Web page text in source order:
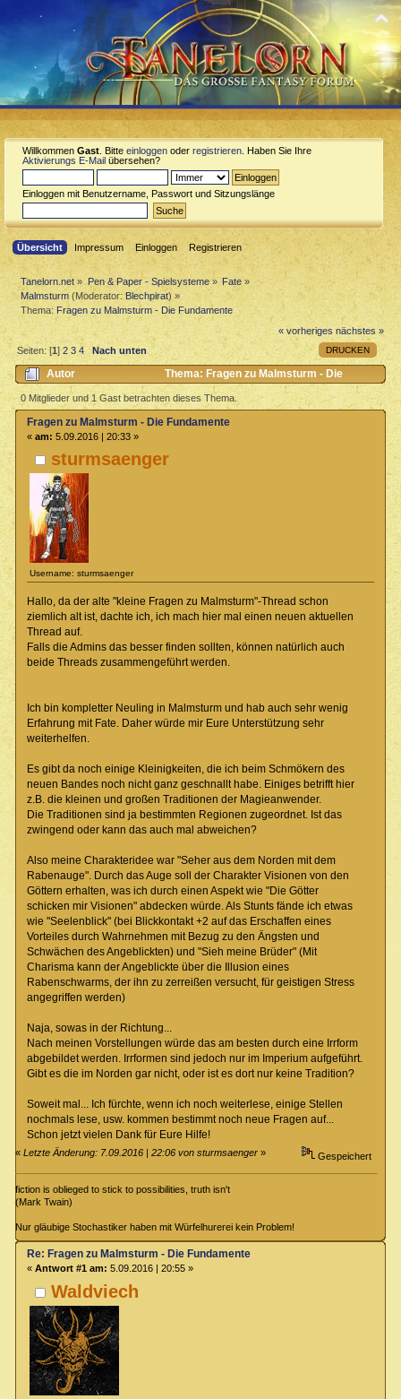
Willkommen Gast . Bitte einloggen oder registrieren . Haben Sie Ihre
Aktivierungs E-Mail übersehen?
Einloggen mit Benutzername, Passwort und Sitzungslänge
Übersicht Impressum Einloggen Registrieren
Tanelorn.net » Pen & Paper - Spielsysteme» Fate »
Malmsturm (Moderator:Blechpirat) »
Thema:Fragen zu Malmsturm - Die Fundamente
« vorheriges nächstes »
DRUCKEN
Seiten: [1]2 3 4 Nach unten
Autor
Thema: Fragen zu Malmsturm - Die
Fundamente (Gelesen 20631 mal)
0 Mitglieder und 1 Gast betrachten dieses Thema.
sturmsaenger
Username: sturmsaenger
Fragen zu Malmsturm - Die Fundamente
« am: 5.09.2016 | 20:33 »
Hallo, da der alte "kleine Fragen zu Malmsturm"-Thread schon
ziemlich alt ist, dachte ich, ich mach hier mal einen neuen aktuellen
Thread auf.
Falls die Admins das besser finden sollten, können natürlich auch
beide Threads zusammengeführt werden.
Ich bin kompletter Neuling in Malmsturm und hab auch sehr wenig
Erfahrung mit Fate. Daher würde mir Eure Unterstützung sehr
weiterhelfen.
Es gibt da noch einige Kleinigkeiten, die ich beim Schmökern des
neuen Bandes noch nicht ganz geschnallt habe. Einiges betrifft hier
z.B. die kleinen und großen Traditionen der Magieanwender.
Die Traditionen sind ja bestimmten Regionen zugeordnet. Ist das
zwingend oder kann das auch mal abweichen?
Also meine Charakteridee war "Seher aus dem Norden mit dem
Rabenauge". Durch das Auge soll der Charakter Visionen von den
Göttern erhalten, was ich durch einen Aspekt wie "Die Götter
schicken mir Visionen" abdecken würde. Als Stunts fände ich etwas
wie "Seelenblick" (bei Blickkontakt +2 auf das Erschaffen eines
Vorteiles durch Wahrnehmen mit Bezug zu den Ängsten und
Schwächen des Angeblickten) und "Sieh meine Brüder" (Mit
Charisma kann der Angeblickte über die Illusion eines
Rabenschwarms, der ihn zu zerreißen versucht, für geistigen Stress
angegriffen werden)
Naja, sowas in der Richtung...
Nach meinen Vorstellungen würde das am besten durch eine Irrform
abgebildet werden. Irrformen sind jedoch nur im Imperium aufgeführt.
Gibt es die im Norden gar nicht, oder ist es dort nur keine Tradition?
Soweit mal... Ich fürchte, wenn ich noch weiterlese, einige Stellen
nochmals lese, usw. kommen bestimmt noch neue Fragen auf...
Schon jetzt vielen Dank für Eure Hilfe!
«Letzte Änderung: 7.09.2016 | 22:06 von sturmsaenger » Gespeichert
fiction is oblieged to stick to possibilities, truth isn't
(Mark Twain)
Nur gläubige Stochastiker haben mit Würfelhurerei kein Problem!
Waldviech
Re: Fragen zu Malmsturm - Die Fundamente
« Antwort #1 am: 5.09.2016 | 20:55 »